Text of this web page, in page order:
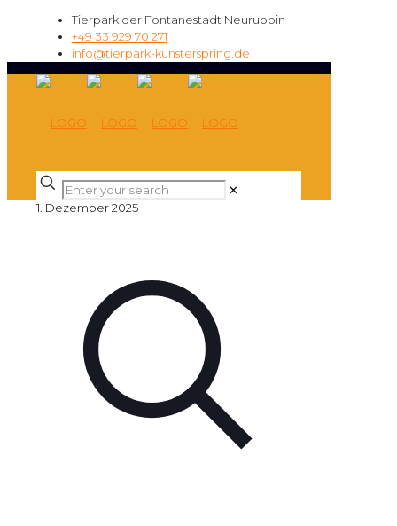
Tierpark der Fontanestadt Neuruppin
+49 33 929 70 271
info@tierpark-kunsterspring.de
✕
1. Dezember 2025